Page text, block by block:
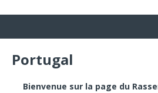
Portugal
Bienvenue sur la page du